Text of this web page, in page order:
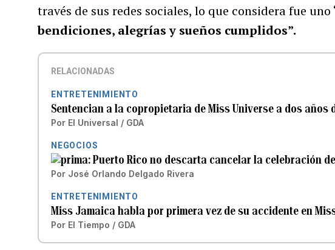
través de sus redes sociales, lo que considera fue uno
bendiciones, alegrías y sueños cumplidos”.
RELACIONADAS
ENTRETENIMIENTO
Sentencian a la copropietaria de Miss Universe a dos años
Por El Universal / GDA
NEGOCIOS
Puerto Rico no descarta cancelar la celebración
Por José Orlando Delgado Rivera
ENTRETENIMIENTO
Miss Jamaica habla por primera vez de su accidente en
Por El Tiempo / GDA